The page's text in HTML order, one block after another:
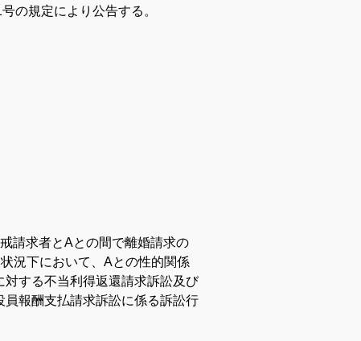
の規定により公告する。
請求者とAとの間で離婚請求の
況下において、Aとの性的関係
する不当利得返還請求訴訟及び
報酬支払請求訴訟に係る訴訟行